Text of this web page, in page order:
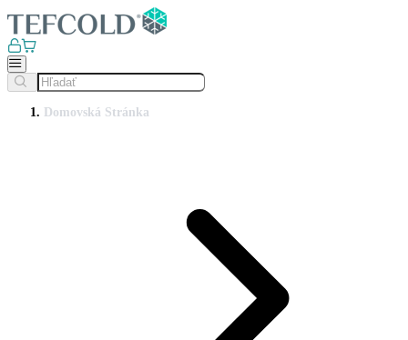
Domovská Stránka